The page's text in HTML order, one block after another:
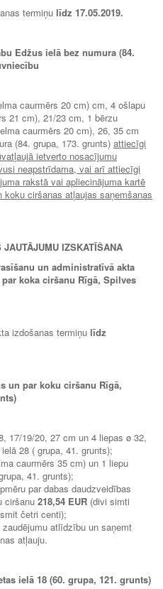
termiņu līdz 17.05.2019.
Edžus ielā bez numura (84.
caurmērs 20 cm) cm, 4 ošlapu
21 cm), 21/23 cm, 1 bērzu
caurmērs 20 cm), 26, 35 cm
(84. grupa, 173. grunts) attiecīgi
ietverto nosacījumu
neapstrīdama, vai arī attiecīgi
rakstā vai apliecinājuma kartē
ciršanas atļaujas saņemšanas
IZSKATĪŠANA
un administratīvā akta
koka ciršanu Rīgā, Spilves
izdošanas termiņu līdz
un par koku ciršanu Rīgā,
17/19/20, 27 cm un 4 liepas ø 32,
28 ( grupa, 41. grunts);
caurmērs 35 cm) un 1 liepu
41. grunts);
par dabas daudzveidības
ciršanu 218,54 EUR (divi simti
četri centi);
atlīdzību un saņemt
atļauju.
ielā 18 (60. grupa, 121. grunts)